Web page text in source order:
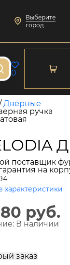
Выберите
город
0
Дверные
ручка
поставщик
на
характеристики
руб.
В наличии
заказ